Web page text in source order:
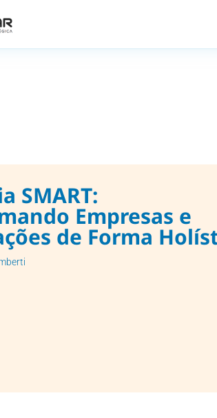
SMART:
Empresas e
de Forma